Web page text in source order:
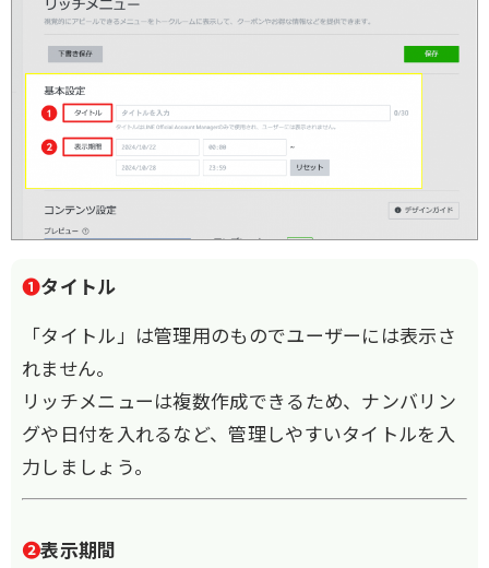
❶タイトル
「タイトル」は管理用のものでユーザーには表示さ
れません。
リッチメニューは複数作成できるため、ナンバリン
グや日付を入れるなど、管理しやすいタイトルを入
力しましょう。
❷表示期間